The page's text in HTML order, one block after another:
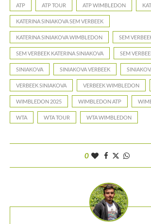
ATP ATP TOUR ATP WIMBLEDON
KATERINA SINIAKOVA SEM VERBEEK
KATERINA SINIAKOVA WIMBLEDON SEM
SEM VERBEEK KATERINA SINIAKOVA SEM
SINIAKOVA SINIAKOVA VERBEEK
VERBEEK SINIAKOVA VERBEEK WIMBLEDON
WIMBLEDON 2025 WIMBLEDON ATP
WTA WTA TOUR WTA WIMBLEDON
0